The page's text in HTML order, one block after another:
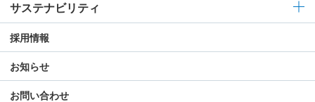
サステナビリティ
採用情報
お知らせ
お問い合わせ